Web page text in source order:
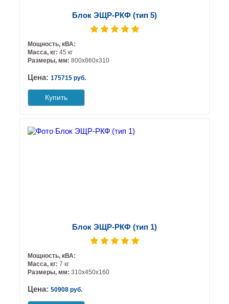
Блок ЭЩР-РКФ (тип 5)
Мощность, кВА:
Масса, кг: 45 кг
Размеры, мм: 800х860х310
Цена: 175715 руб.
Купить
Блок ЭЩР-РКФ (тип 1)
Мощность, кВА:
Масса, кг: 7 кг
Размеры, мм: 310х450х160
Цена: 50908 руб.